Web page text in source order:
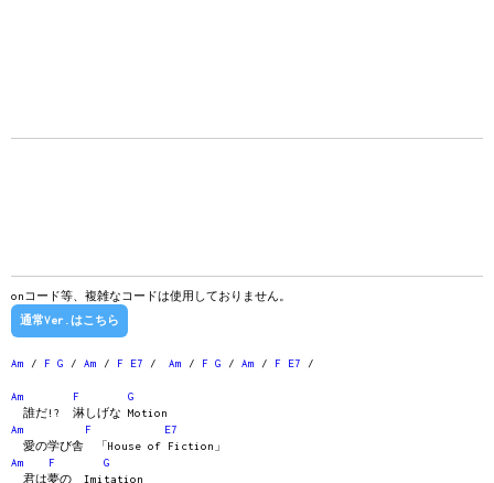
onコード等、複雑なコードは使用しておりません。
通常Ver.はこちら
Am / F G / Am / F E7 / Am / F G / Am / F E7 /
Am F
G
誰だ!? 淋しげな Motion
Am
F
E7
愛の学び舎 「House of Fiction」
Am
F
G
君は夢の Imitation